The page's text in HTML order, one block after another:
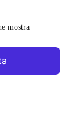
mostra